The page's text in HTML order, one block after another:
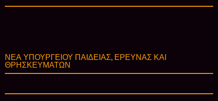
ΝΕΑ ΥΠΟΥΡΓΕΙΟΥ ΠΑΙΔΕΙΑΣ, ΕΡΕΥΝΑΣ ΚΑΙ
ΘΡΗΣΚΕΥΜΑΤΩΝ